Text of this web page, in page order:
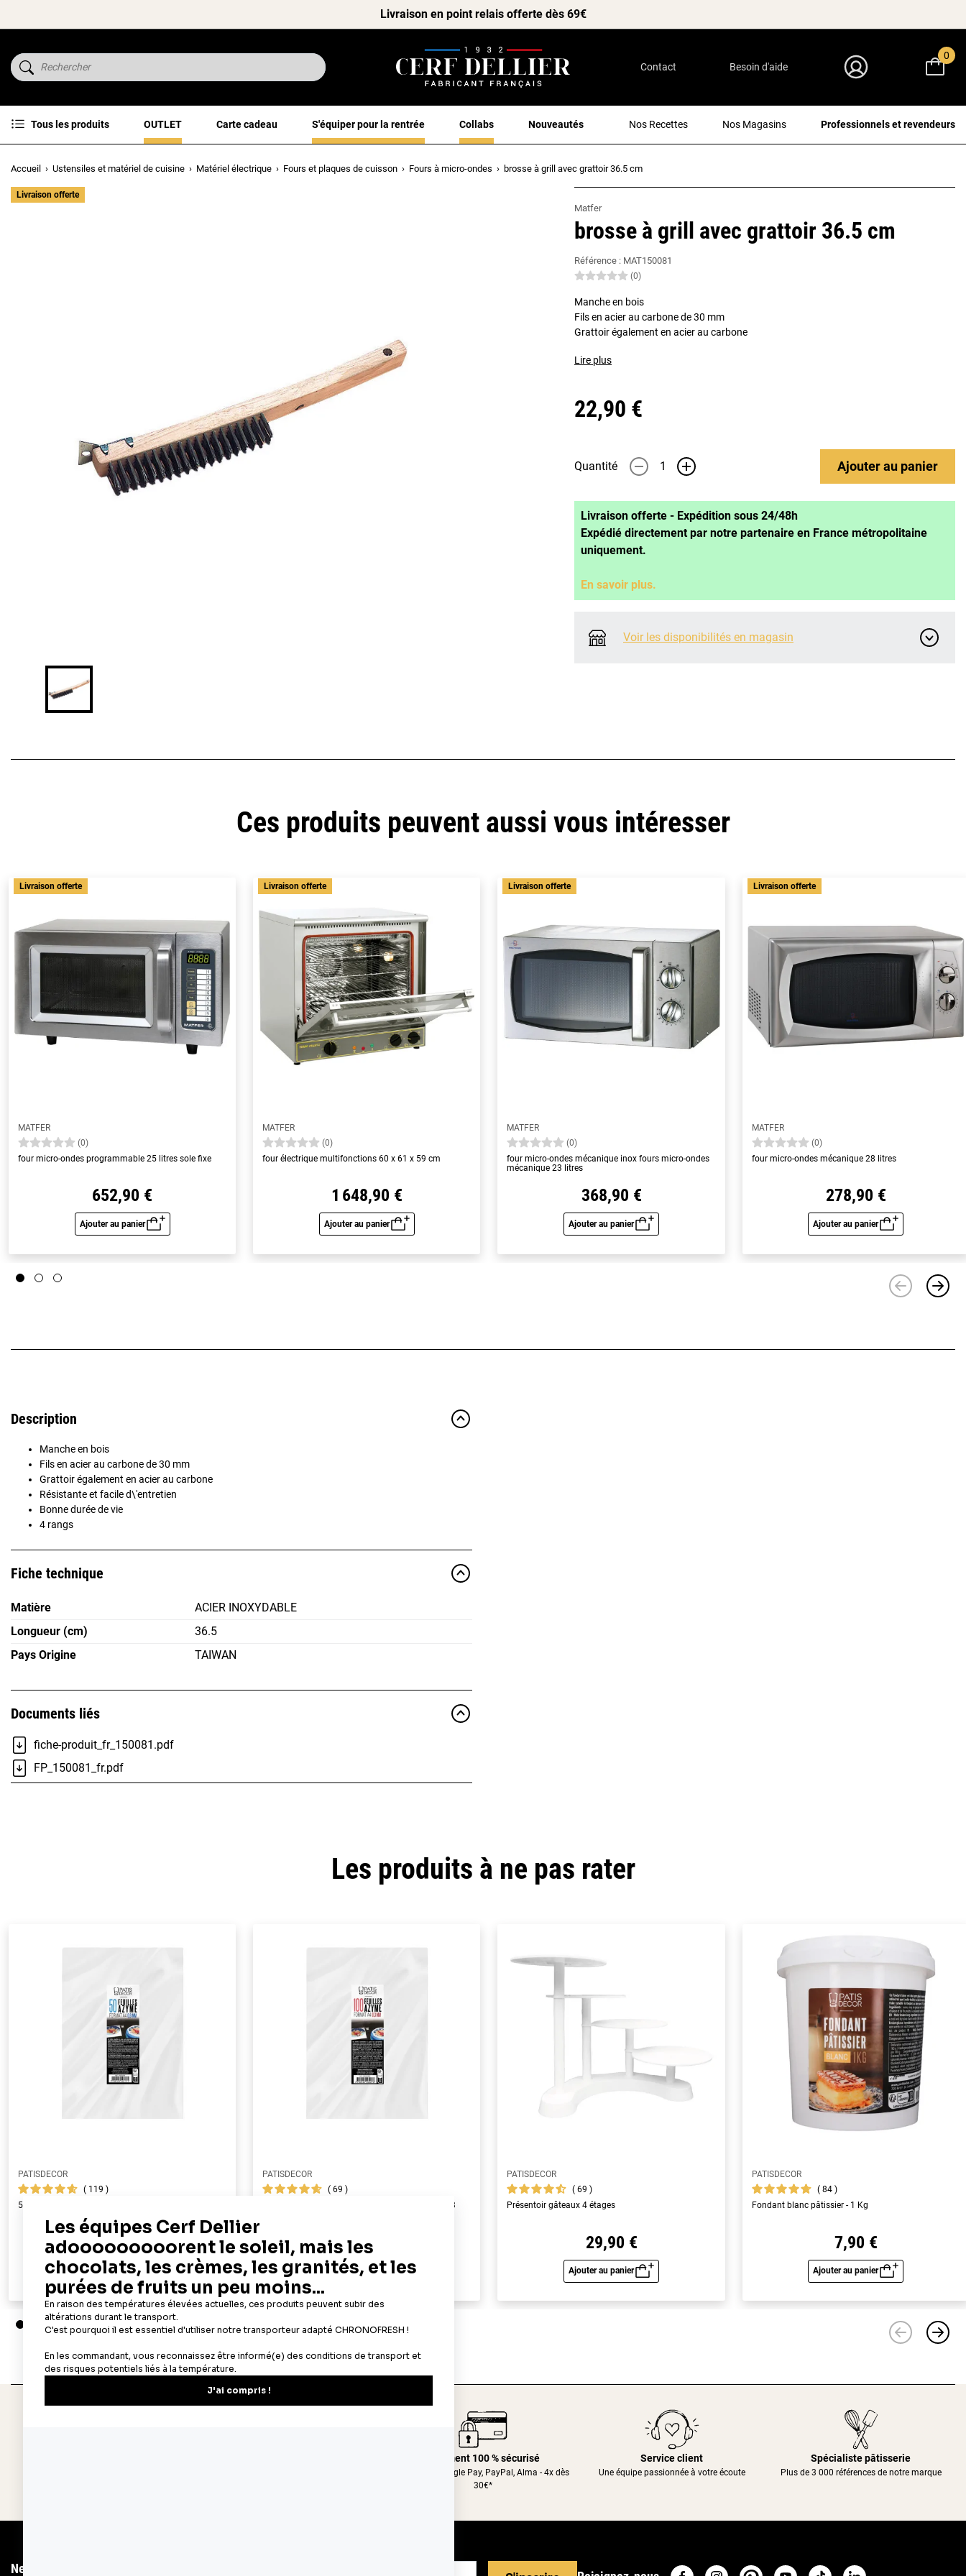
Livraison en point relais offerte dès 69€
Contact Besoin d'aide
0
Tous les produits OUTLET Carte cadeau S'équiper pour la rentrée Collabs Nouveautés Nos Recettes Nos Magasins Professionnels et revendeurs
Accueil Ustensiles et matériel de cuisine Matériel électrique Fours et plaques de cuisson Fours à micro-ondes brosse à grill avec grattoir 36.5 cm
Matfer
brosse à grill avec grattoir 36.5 cm
Référence : MAT150081
(0)
Manche en bois
Fils en acier au carbone de 30 mm
Grattoir également en acier au carbone
Lire plus
22,90 €
Quantité - + Ajouterau panier
Livraison offerte - Expédition sous 24/48h
Expédié directement par notre partenaire en France métropolitaine
uniquement.
En savoir plus.
Voir les disponibilités en magasin
Livraison offerte
Ces produits peuvent aussi vous intéresser
MATFER
(0)
four micro-ondes programmable 25 litres sole fixe
652,90 €
Ajouter au panier
Aperçu rapide
Livraison offerte
MATFER
(0)
four électrique multifonctions 60 x 61 x 59 cm
1 648,90 €
Ajouter au panier
Aperçu rapide
Livraison offerte
MATFER
(0)
four micro-ondes mécanique inox fours micro-ondes
mécanique 23 litres
368,90 €
Ajouter au panier
Aperçu rapide
Livraison offerte
MATFER
(0)
four micro-ondes mécanique 28 litres
278,90 €
Ajouter au panier
Aperçu rapide
Livraison offerte
Description
Manche en bois
Fils en acier au carbone de 30 mm
Grattoir également en acier au carbone
Résistante et facile d\'entretien
Bonne durée de vie
4 rangs
Fiche technique
Matière
ACIER INOXYDABLE
Longueur (cm)
36.5
Pays Origine
TAIWAN
Documents liés
fiche-produit_fr_150081.pdf
FP_150081_fr.pdf
Les produits à ne pas rater
PATISDECOR
119
50 feuilles azyme alimentaires A4 - épaisseur 0,6 mm
19,90 €
Ajouter au panier
Aperçu rapide
PATISDECOR
69
100 feuilles azyme alimentaires A4 - épaisseur 0,3
22,90 €
Ajouter au panier
PATISDECOR
69
Présentoir gâteaux 4 étages
29,90 €
Ajouter au panier
Aperçu rapide
PATISDECOR
84
Fondant blanc pâtissier - 1 Kg
7,90 €
Ajouter au panier
Aperçu rapide
Paiement 100 % sécurisé
CB, Apple&Google Pay, PayPal, Alma - 4x dès
30€*
Service client
Une équipe passionnée à votre écoute
Spécialiste pâtisserie
Plus de 3 000 références de notre marque
Newsletter